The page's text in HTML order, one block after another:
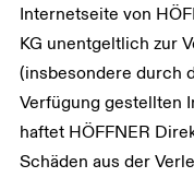
Internetseite von
KG unentgeltlich zur
(insbesondere durch
Verfügung gestellten
haftet HÖFFNER
Schäden aus der